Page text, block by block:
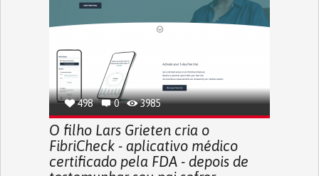
498 0 3985
O filho Lars Grieten cria o
FibriCheck - aplicativo médico
certificado pela FDA - depois de